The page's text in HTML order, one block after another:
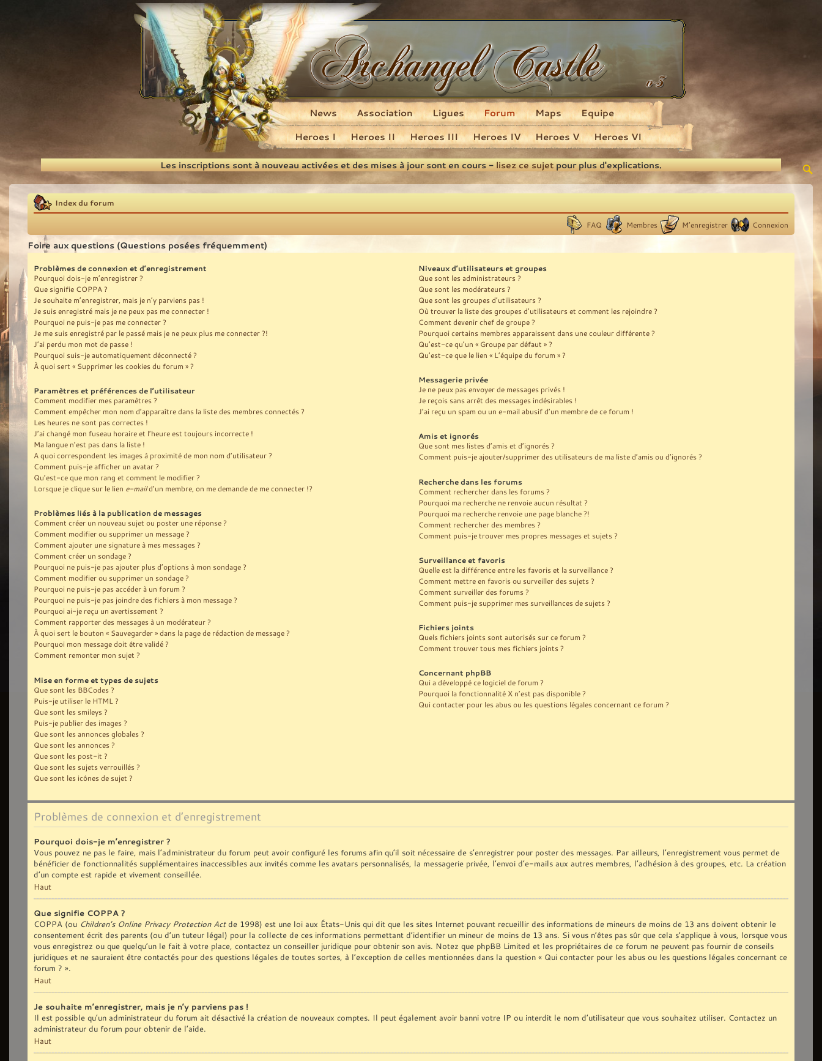
Recherche
Heroes I Heroes II Heroes III Heroes IV Heroes V Heroes VI
News Association Ligues Forum Maps Equipe
Les inscriptions sont à nouveau activées et des mises à jour sont en cours -lisez ce sujetpour plus d'explications.
Index du forum
FAQ Membres M’enregistrer Connexion
Foire aux questions (Questions posées fréquemment)
Problèmes de connexion et d’enregistrement
Pourquoi dois-je m’enregistrer ?
Que signifie COPPA ?
Je souhaite m’enregistrer, mais je n’y parviens pas !
Je suis enregistré mais je ne peux pas me connecter !
Pourquoi ne puis-je pas me connecter ?
Je me suis enregistré par le passé mais je ne peux plus me connecter ?!
J’ai perdu mon mot de passe !
Pourquoi suis-je automatiquement déconnecté ?
À quoi sert « Supprimer les cookies du forum » ?
Paramètres et préférences de l’utilisateur
Comment modifier mes paramètres ?
Comment empêcher mon nom d’apparaître dans la liste des membres connectés ?
Les heures ne sont pas correctes !
J’ai changé mon fuseau horaire et l’heure est toujours incorrecte !
Ma langue n’est pas dans la liste !
A quoi correspondent les images à proximité de mon nom d’utilisateur ?
Comment puis-je afficher un avatar ?
Qu’est-ce que mon rang et comment le modifier ?
Lorsque je clique sur le lien e-maild’un membre, on me demande de me connecter !?
Problèmes liés à la publication de messages
Comment créer un nouveau sujet ou poster une réponse ?
Comment modifier ou supprimer un message ?
Comment ajouter une signature à mes messages ?
Comment créer un sondage ?
Pourquoi ne puis-je pas ajouter plus d’options à mon sondage ?
Comment modifier ou supprimer un sondage ?
Pourquoi ne puis-je pas accéder à un forum ?
Pourquoi ne puis-je pas joindre des fichiers à mon message ?
Pourquoi ai-je reçu un avertissement ?
Comment rapporter des messages à un modérateur ?
À quoi sert le bouton « Sauvegarder » dans la page de rédaction de message ?
Pourquoi mon message doit être validé ?
Comment remonter mon sujet ?
Mise en forme et types de sujets
Que sont les BBCodes ?
Puis-je utiliser le HTML ?
Que sont les smileys ?
Puis-je publier des images ?
Que sont les annonces globales ?
Que sont les annonces ?
Que sont les post-it ?
Que sont les sujets verrouillés ?
Que sont les icônes de sujet ?
Niveaux d’utilisateurs et groupes
Que sont les administrateurs ?
Que sont les modérateurs ?
Que sont les groupes d’utilisateurs ?
Où trouver la liste des groupes d’utilisateurs et comment les rejoindre ?
Comment devenir chef de groupe ?
Pourquoi certains membres apparaissent dans une couleur différente ?
Qu’est-ce qu’un « Groupe par défaut » ?
Qu’est-ce que le lien « L’équipe du forum » ?
Messagerie privée
Je ne peux pas envoyer de messages privés !
Je reçois sans arrêt des messages indésirables !
J’ai reçu un spam ou un e-mail abusif d’un membre de ce forum !
Amis et ignorés
Que sont mes listes d’amis et d’ignorés ?
Comment puis-je ajouter/supprimer des utilisateurs de ma liste d’amis ou d’ignorés ?
Recherche dans les forums
Comment rechercher dans les forums ?
Pourquoi ma recherche ne renvoie aucun résultat ?
Pourquoi ma recherche renvoie une page blanche ?!
Comment rechercher des membres ?
Comment puis-je trouver mes propres messages et sujets ?
Surveillance et favoris
Quelle est la différence entre les favoris et la surveillance ?
Comment mettre en favoris ou surveiller des sujets ?
Comment surveiller des forums ?
Comment puis-je supprimer mes surveillances de sujets ?
Fichiers joints
Quels fichiers joints sont autorisés sur ce forum ?
Comment trouver tous mes fichiers joints ?
Concernant phpBB
Qui a développé ce logiciel de forum ?
Pourquoi la fonctionnalité X n’est pas disponible ?
Qui contacter pour les abus ou les questions légales concernant ce forum ?
Problèmes de connexion et d’enregistrement
Pourquoi dois-je m’enregistrer ?
Vous pouvez ne pas le faire, mais l’administrateur du forum peut avoir configuré les forums afin qu’il soit nécessaire de s’enregistrer pour poster des messages. Par ailleurs, l’enregistrement vous permet de
bénéficier de fonctionnalités supplémentaires inaccessibles aux invités comme les avatars personnalisés, la messagerie privée, l’envoi d’e-mails aux autres membres, l’adhésion à des groupes, etc. La création
d’un compte est rapide et vivement conseillée.
Haut
Que signifie COPPA ?
COPPA (ou Children’s Online Privacy Protection Actde 1998) est une loi aux États-Unis qui dit que les sites Internet pouvant recueillir des informations de mineurs de moins de 13 ans doivent obtenir le
consentement écrit des parents (ou d’un tuteur légal) pour la collecte de ces informations permettant d’identifier un mineur de moins de 13 ans. Si vous n’êtes pas sûr que cela s’applique à vous, lorsque vous
vous enregistrez ou que quelqu’un le fait à votre place, contactez un conseiller juridique pour obtenir son avis. Notez que phpBB Limited et les propriétaires de ce forum ne peuvent pas fournir de conseils
juridiques et ne sauraient être contactés pour des questions légales de toutes sortes, à l’exception de celles mentionnées dans la question « Qui contacter pour les abus ou les questions légales concernant ce
forum ? ».
Haut
Je souhaite m’enregistrer, mais je n’y parviens pas !
Il est possible qu’un administrateur du forum ait désactivé la création de nouveaux comptes. Il peut également avoir banni votre IP ou interdit le nom d’utilisateur que vous souhaitez utiliser. Contactez un
administrateur du forum pour obtenir de l’aide.
Haut